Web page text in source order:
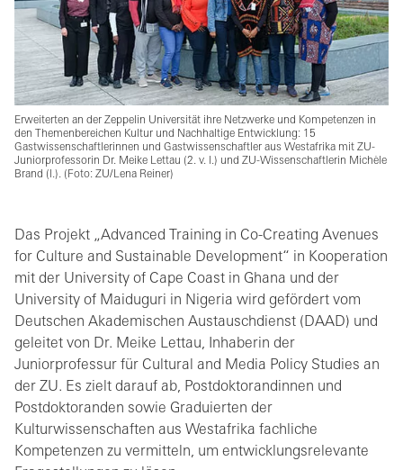
Erweiterten an der Zeppelin Universität ihre Netzwerke und Kompetenzen in
den Themenbereichen Kultur und Nachhaltige Entwicklung: 15
Gastwissenschaftlerinnen und Gastwissenschaftler aus Westafrika mit ZU-
Juniorprofessorin Dr. Meike Lettau (2. v. l.) und ZU-Wissenschaftlerin Michèle
Brand (l.). (Foto: ZU/Lena Reiner)
Das Projekt „Advanced Training in Co-Creating Avenues
for Culture and Sustainable Development“ in Kooperation
mit der University of Cape Coast in Ghana und der
University of Maiduguri in Nigeria wird gefördert vom
Deutschen Akademischen Austauschdienst (DAAD) und
geleitet von Dr. Meike Lettau, Inhaberin der
Juniorprofessur für Cultural and Media Policy Studies an
der ZU. Es zielt darauf ab, Postdoktorandinnen und
Postdoktoranden sowie Graduierten der
Kulturwissenschaften aus Westafrika fachliche
Kompetenzen zu vermitteln, um entwicklungsrelevante